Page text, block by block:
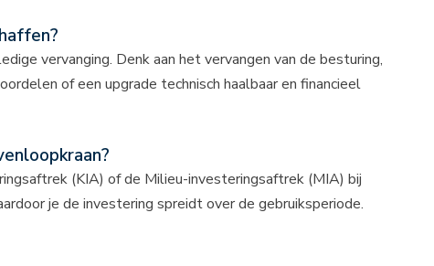
vervanging. Denk aan het vervangen van de besturing,
of een upgrade technisch haalbaar en financieel
(KIA) of de Milieu-investeringsaftrek (MIA) bij
je de investering spreidt over de gebruiksperiode.